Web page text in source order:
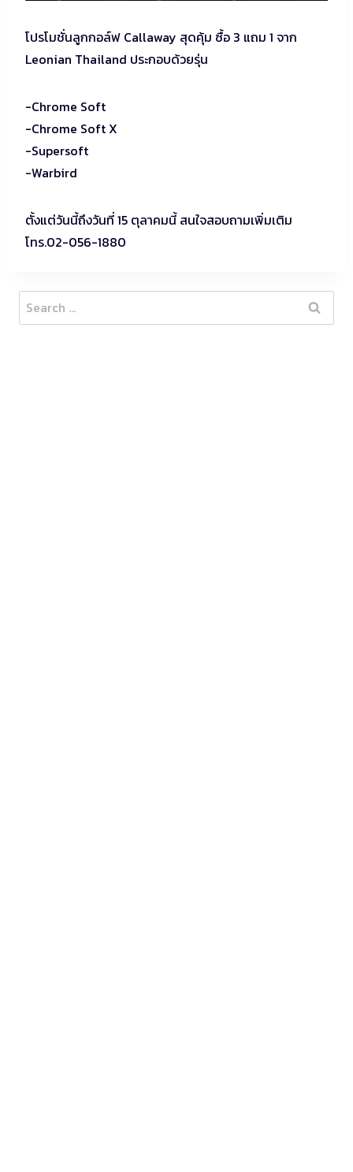
โปรโมชั่นลูกกอล์ฟ Callaway สุดคุ้ม ซื้อ 3 แถม 1 จาก
Leonian Thailand ประกอบด้วยรุ่น
-Chrome Soft
-Chrome Soft X
-Supersoft
-Warbird
ตั้งแต่วันนี้ถึงวันที่ 15 ตุลาคมนี้ สนใจสอบถามเพิ่มเติม
โทร.02-056-1880
Search
for: